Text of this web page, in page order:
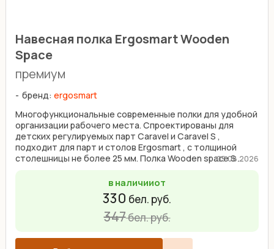
Навесная полка Ergosmart Wooden
Space
премиум
бренд: ergosmart
Многофункциональные современные полки для удобной
организации рабочего места. Спроектированы для
детских регулируемых парт Caravel и Caravel S ,
подходит для парт и столов Ergosmart , с толщиной
столешницы не более 25 мм. Полка Wooden space S ...
05.08.2026
в наличииот
330 бел. руб.
347бел. руб.